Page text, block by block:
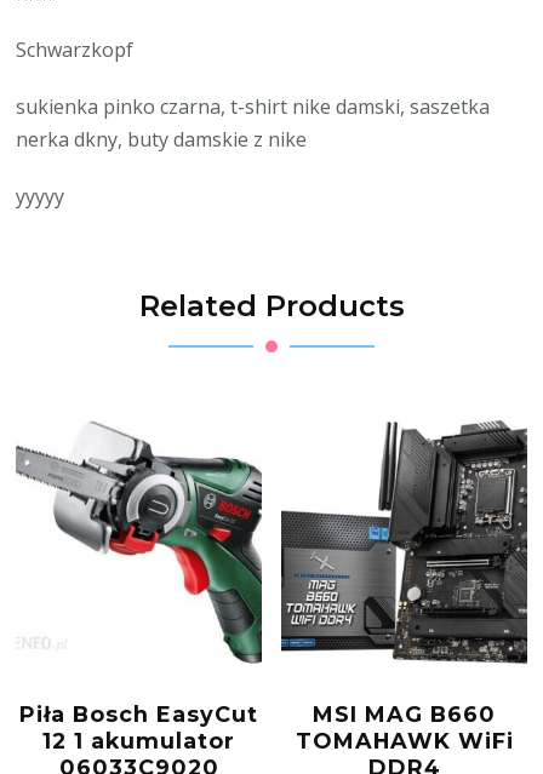
Schwarzkopf
sukienka pinko czarna, t-shirt nike damski, saszetka
nerka dkny, buty damskie z nike
yyyyy
Related Products
Piła Bosch EasyCut
12 1 akumulator
06033C9020
MSI MAG B660
TOMAHAWK WiFi
DDR4